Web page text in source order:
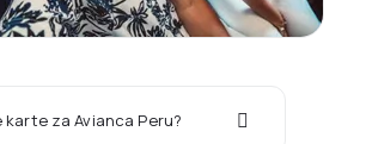
za Avianca Peru?